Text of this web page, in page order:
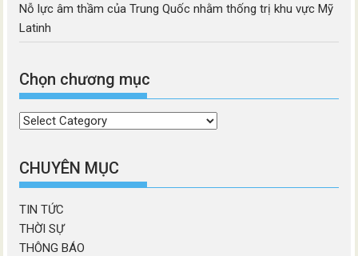
Nỗ lực âm thầm của Trung Quốc nhằm thống trị khu vực Mỹ
Latinh
Chọn chương mục
Chọn
mục
CHUYÊN MỤC
TIN TỨC
THỜI SỰ
THÔNG BÁO